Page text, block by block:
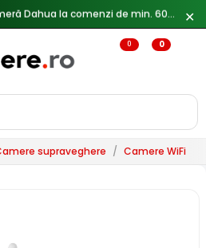
in luna iulie → Vezi ofertele ✕
0 0
supraveghere / Camere WiFi &